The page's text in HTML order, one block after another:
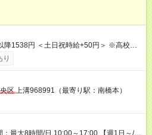
給+50円＞ ※高校生
本採用時と同じです。 ※最大12ヶ月の間
り
区上溝968991（最寄り駅：南橋本）
：最大8時間/日 10:00～17:00 【週1日～/1